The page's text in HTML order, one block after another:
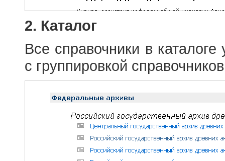
2. Каталог
Все справочники в
с группировкой